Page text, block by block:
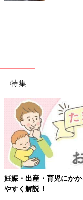
特集
妊娠・出産・育児にか
やすく解説！